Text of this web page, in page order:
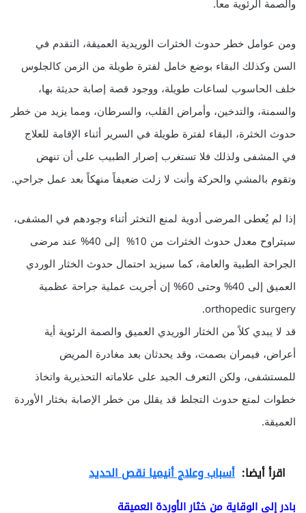
والصمة الرئوية معاً.
ومن عوامل خطر حدوث الخثرات الوريدية العميقة، التقدم في
السن وكذلك البقاء بوضع خامل لفترة طويلة من الزمن كالجلوس
خلف الحاسوب لساعات طويلة، ووجود قصة إصابة حديثة بها،
والسمنة، والتدخين، وأمراض القلب، والسرطان، ومما يزيد من خطر
حدوث الخثرة، البقاء لفترة طويلة في السرير أثناء الإقامة للعلاج
في المشفى ولذلك فلا تستغرب إصرار الطبيب على أن تنهض
وتقوم بالمشي والحركة وأنت لا زلت ضعيفاً منهكاً بعد عمل جراحي.
إذا لم يُعطى المرضى أدوية لمنع التخثر أثناء وجودهم في المشفى،
سيتراوح معدل حدوث الخثرات من 10% إلى 40% عند مرضى
الجراحة الطبية والعامة، كما سيزيد احتمال حدوث الخثار الوردي
العميق إلى 40% وحتى 60% إن أجريت عملية جراحة عظمية
orthopedic surgery.
قد لا يبدي كلاً من الخثار الوريدي العميق والصمة الرئوية أية
أعراض، فيمران بصمت، وقد يحدثان بعد مغادرة المريض
للمستشفى، ولكن التعرف الجيد على علاماته التحذيرية واتخاذ
خطوات لمنع حدوث التجلط قد يقلل من خطر الإصابة بخثار الأوردة
العميقة.
اقرأ أيضا: أسباب وعلاج أنيميا نقص الحديد
بادر إلى الوقاية من خثار الأوردة العميقة